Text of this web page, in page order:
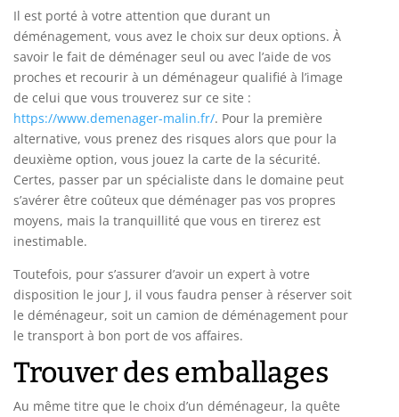
Il est porté à votre attention que durant un
déménagement, vous avez le choix sur deux options. À
savoir le fait de déménager seul ou avec l’aide de vos
proches et recourir à un déménageur qualifié à l’image
de celui que vous trouverez sur ce site :
https://www.demenager-malin.fr/. Pour la première
alternative, vous prenez des risques alors que pour la
deuxième option, vous jouez la carte de la sécurité.
Certes, passer par un spécialiste dans le domaine peut
s’avérer être coûteux que déménager pas vos propres
moyens, mais la tranquillité que vous en tirerez est
inestimable.
Toutefois, pour s’assurer d’avoir un expert à votre
disposition le jour J, il vous faudra penser à réserver soit
le déménageur, soit un camion de déménagement pour
le transport à bon port de vos affaires.
Trouver des emballages
Au même titre que le choix d’un déménageur, la quête